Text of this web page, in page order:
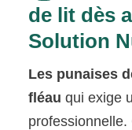
de lit dès
Solution
Les punaises
fléau qui exige